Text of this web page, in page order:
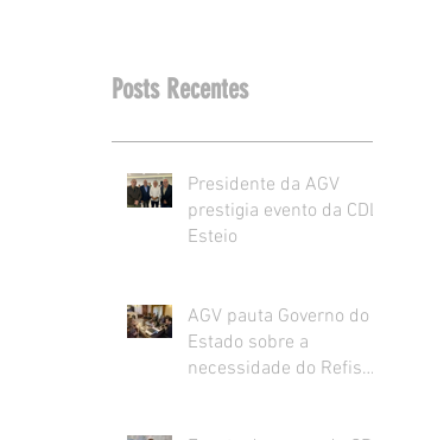
Posts Recentes
Presidente da AGV
prestigia evento da CDL
Esteio
AGV pauta Governo do
Estado sobre a
necessidade do Refis